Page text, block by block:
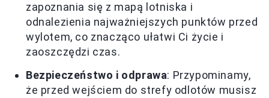
zapoznania się z mapą lotniska i
odnalezienia najważniejszych punktów przed
wylotem, co znacząco ułatwi Ci życie i
zaoszczędzi czas.
Bezpieczeństwo i odprawa: Przypominamy,
że przed wejściem do strefy odlotów musisz